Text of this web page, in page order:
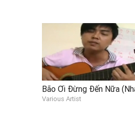
Various Artist